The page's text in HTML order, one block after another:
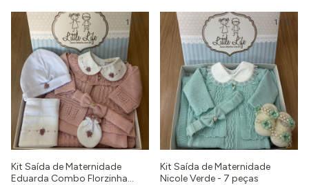
1 / 7
Kit Saída de Maternidade
Eduarda Combo Florzinha
1 / 9
Kit Saída de Maternidade
Nicole Verde - 7 peças